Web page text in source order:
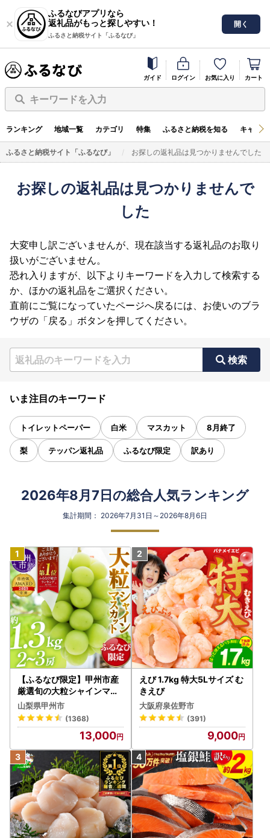
ふるなびアプリなら
返礼品がもっと探しやすい！
ふるさと納税サイト「ふるなび」
開く
ガイド ログイン お気に入り カート
キーワードを入力
ランキング 地域一覧 カテゴリ 特集 ふるさと納税を知る キャン
ふるさと納税サイト「ふるなび」 お探しの返礼品は見つかりませんでした
お探しの返礼品は見つかりませんで
した
大変申し訳ございませんが、現在該当する返礼品のお取り
扱いがございません。
恐れ入りますが、以下よりキーワードを入力して検索する
か、ほかの返礼品をご選択ください。
直前にご覧になっていたページへ戻るには、お使いのブラ
ウザの「戻る」ボタンを押してください。
検索
いま注目のキーワード
トイレットペーパー 白米 マスカット 8月終了
梨 テッパン返礼品 ふるなび限定 訳あり
2026年8月7日の総合人気ランキング
集計期間： 2026年7月31日～2026年8月6日
【ふるなび限定】甲州市産
厳選旬の大粒シャインマス
カット 約1.3kg 2～3房【2
026年発送】（MG）B12-
472 FN-Limited-VO シャ
インマスカット フルーツ
山梨県甲州市
(1368)
13,000
えび 1.7kg 特大5Lサイズ む
きえび
大阪府泉佐野市
(391)
9,000